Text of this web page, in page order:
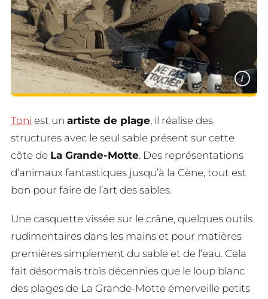
i
Toni est un artiste de plage, il réalise des
structures avec le seul sable présent sur cette
côte de La Grande-Motte. Des représentations
d’animaux fantastiques jusqu’à la Cène, tout est
bon pour faire de l’art des sables.
Une casquette vissée sur le crâne, quelques outils
rudimentaires dans les mains et pour matières
premières simplement du sable et de l’eau. Cela
fait désormais trois décennies que le loup blanc
des plages de La Grande-Motte émerveille petits